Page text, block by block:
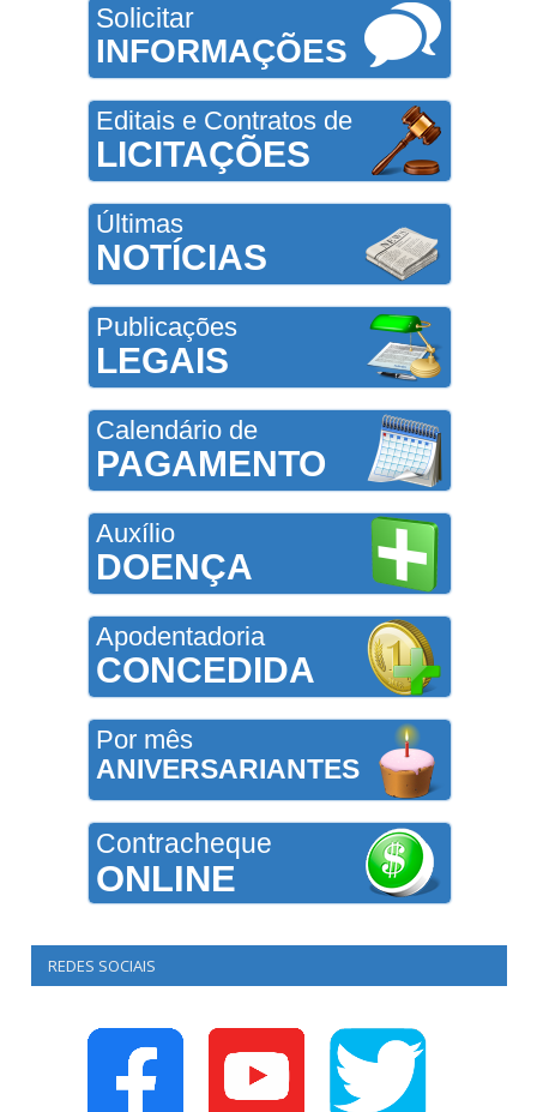
Solicitar
INFORMAÇÕES
Editais e Contratos de
LICITAÇÕES
Últimas
NOTÍCIAS
Publicações
LEGAIS
Calendário de
PAGAMENTO
Auxílio
DOENÇA
Apodentadoria
CONCEDIDA
Por mês
ANIVERSARIANTES
Contracheque
ONLINE
REDES SOCIAIS